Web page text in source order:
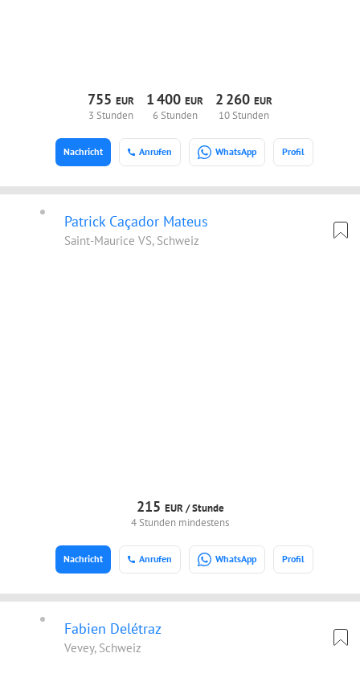
755EUR
3 Stunden
1400 EUR
6 Stunden
2 260 EUR
10 Stunden
Anrufen WhatsApp Profil
Nachricht
Patrick Caçador Mateus
Saint-Maurice VS, Schweiz
215 EUR /Stunde
4 Stunden mindestens
Anrufen WhatsApp Profil
Nachricht
Fabien Delétraz
Vevey, Schweiz